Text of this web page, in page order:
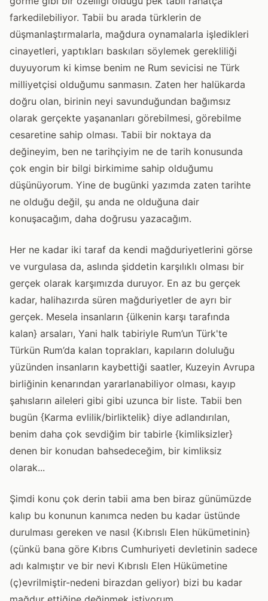
farkedilebiliyor. Tabii bu arada türklerin de
düşmanlaştırmalarla, mağdura oynamalarla işledikleri
cinayetleri, yaptıkları baskıları söylemek gerekliliği
duyuyorum ki kimse benim ne Rum sevicisi ne Türk
milliyetçisi olduğumu sanmasın. Zaten her halükarda
doğru olan, birinin neyi savunduğundan bağımsız
olarak gerçekte yaşananları görebilmesi, görebilme
cesaretine sahip olması. Tabii bir noktaya da
değineyim, ben ne tarihçiyim ne de tarih konusunda
çok engin bir bilgi birkimime sahip olduğumu
düşünüyorum. Yine de bugünki yazımda zaten tarihte
ne olduğu değil, şu anda ne olduğuna dair
konuşacağım, daha doğrusu yazacağım.
Her ne kadar iki taraf da kendi mağduriyetlerini görse
ve vurgulasa da, aslında şiddetin karşılıklı olması bir
gerçek olarak karşımızda duruyor. En az bu gerçek
kadar, halihazırda süren mağduriyetler de ayrı bir
gerçek. Mesela insanların {ülkenin karşı tarafında
kalan} arsaları, Yani halk tabiriyle Rum’un Türk'te
Türkün Rum’da kalan toprakları, kapıların doluluğu
yüzünden insanların kaybettiği saatler, Kuzeyin Avrupa
birliğinin kenarından yararlanabiliyor olması, kayıp
şahısların aileleri gibi gibi uzunca bir liste. Tabii ben
bugün {Karma evlilik/birliktelik} diye adlandırılan,
benim daha çok sevdiğim bir tabirle {kimliksizler}
denen bir konudan bahsedeceğim, bir kimliksiz
olarak...
Şimdi konu çok derin tabii ama ben biraz günümüzde
kalıp bu konunun kanımca neden bu kadar üstünde
durulması gereken ve nasıl {Kıbrıslı Elen hükümetinin}
(çünkü bana göre Kıbrıs Cumhuriyeti devletinin sadece
adı kalmıştır ve bir nevi Kıbrıslı Elen Hükümetine
(ç)evrilmiştir-nedeni birazdan geliyor) bizi bu kadar